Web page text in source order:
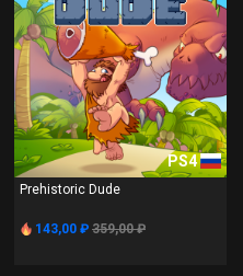
PS4
Prehistoric Dude
143,00 ₽ 359,00 ₽